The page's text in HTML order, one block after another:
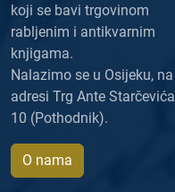
koji se bavi trgovinom
rabljenim i antikvarnim
knjigama.
Nalazimo se u Osijeku, na
adresi Trg Ante Starčevića
10 (Pothodnik).
O nama